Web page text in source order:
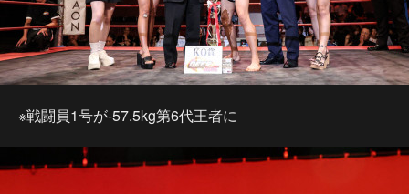
※戦闘員1号が-57.5kg第6代王者に